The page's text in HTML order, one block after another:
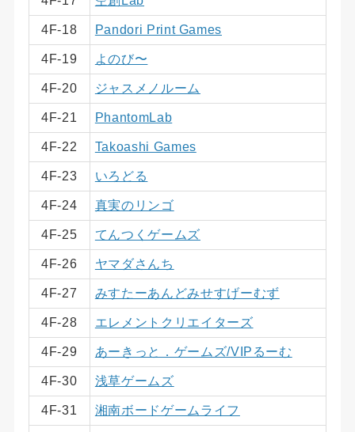
4F-18 Pandori Print Games
4F-19 よのび〜
4F-20 ジャスメノルーム
4F-21 PhantomLab
4F-22 Takoashi Games
4F-23 いろどる
4F-24 真実のリンゴ
4F-25 てんつくゲームズ
4F-26 ヤマダさんち
4F-27 みすたーあんどみせすげーむず
4F-28 エレメントクリエイターズ
4F-29 あーきっと．ゲームズ/VIPるーむ
4F-30 浅草ゲームズ
4F-31 湘南ボードゲームライフ